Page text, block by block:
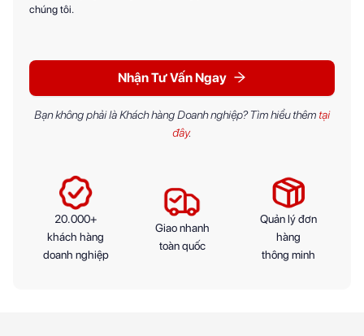
chúng tôi.
Nhận Tư Vấn Ngay
Bạn không phải là Khách hàng Doanh nghiệp? Tìm hiểu thêm tại
đây.
20.000+
khách hàng
doanh nghiệp
Giao nhanh
toàn quốc
Quản lý đơn
hàng
thông minh